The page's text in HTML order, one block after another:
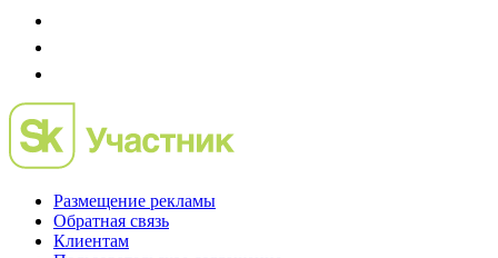
Размещение рекламы
Обратная связь
Клиентам